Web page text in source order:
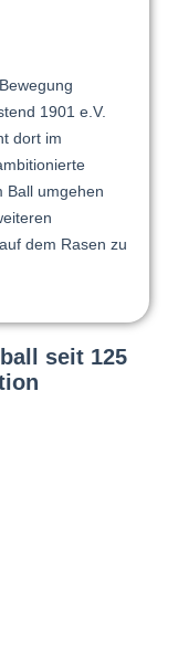
1901 e.V.
dort im
Ball umgehen
dem Rasen zu
seit 125